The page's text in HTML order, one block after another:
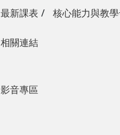
最新課表 核心能力與教
相關連結
影音專區